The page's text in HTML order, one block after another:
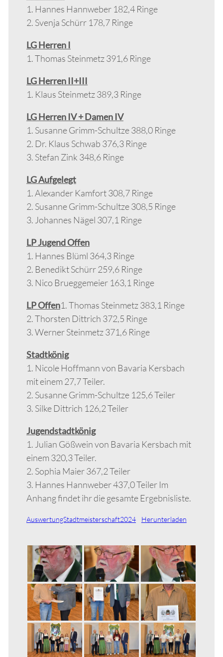
1. Hannes Hannweber 182,4 Ringe
2. Svenja Schürr 178,7 Ringe
LG Herren I
1. Thomas Steinmetz 391,6 Ringe
LG Herren II+III
1. Klaus Steinmetz 389,3 Ringe
LG Herren IV + Damen IV
1. Susanne Grimm-Schultze 388,0 Ringe
2. Dr. Klaus Schwab 376,3 Ringe
3. Stefan Zink 348,6 Ringe
LG Aufgelegt
1. Alexander Kamfort 308,7 Ringe
2. Susanne Grimm-Schultze 308,5 Ringe
3. Johannes Nägel 307,1 Ringe
LP Jugend Offen
1. Hannes Blüml 364,3 Ringe
2. Benedikt Schürr 259,6 Ringe
3. Nico Brueggemeier 163,1 Ringe
LP Offen1. Thomas Steinmetz 383,1 Ringe
2. Thorsten Dittrich 372,5 Ringe
3. Werner Steinmetz 371,6 Ringe
Stadtkönig
1. Nicole Hoffmann von Bavaria Kersbach
mit einem 27,7 Teiler.
2. Susanne Grimm-Schultze 125,6 Teiler
3. Silke Dittrich 126,2 Teiler
Jugendstadtkönig
1. Julian Gößwein von Bavaria Kersbach mit
einem 320,3 Teiler.
2. Sophia Maier 367,2 Teiler
3. Hannes Hannweber 437,0 Teiler Im
Anhang findet ihr die gesamte Ergebnisliste.
AuswertungStadtmeisterschaft2024 Herunterladen